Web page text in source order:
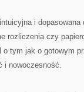
i
rozliczenia czy
tym jak o gotowym
i nowoczesność.